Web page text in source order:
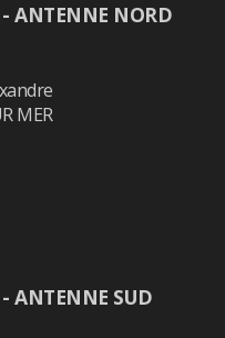
- ANTENNE NORD
MER
- ANTENNE SUD